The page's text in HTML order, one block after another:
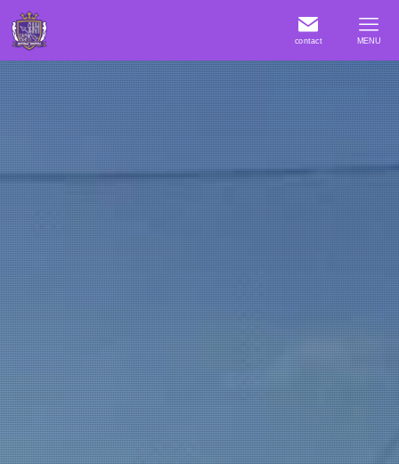
contact MENU